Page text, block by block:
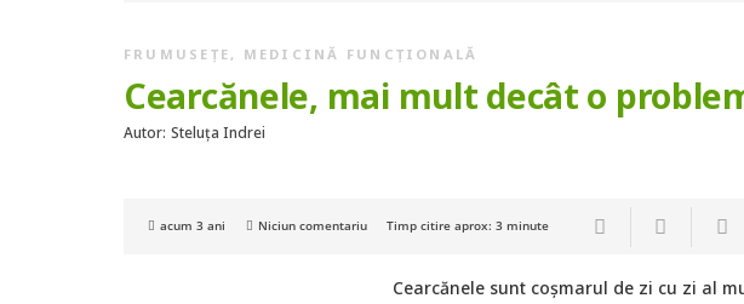
FRUMUSEȚE , MEDICINĂ FUNCȚIONALĂ
Cearcănele, mai mult decât o
Autor: Steluța Indrei
acum 3 ani Niciun comentariu Timp citire aprox: 3 minute
Cearcănele sunt coșmarul de zi cu zi al